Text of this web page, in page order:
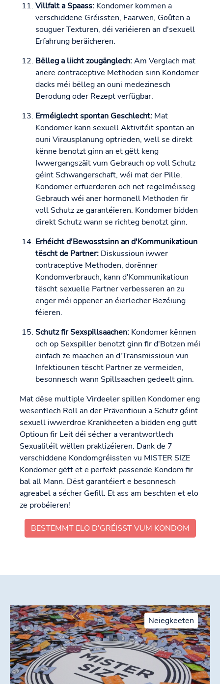
Villfalt a Spaass: Kondomer kommen a
verschiddene Gréissten, Faarwen, Goûten a
souguer Texturen, déi variéieren an d'sexuell
Erfahrung beräicheren.
Bëlleg a liicht zougänglech:Am Verglach mat
anere contraceptive Methoden sinn Kondomer
dacks méi bëlleg an ouni medezinesch
Berodung oder Rezept verfügbar.
Erméiglecht spontan Geschlecht: Mat
Kondomer kann sexuell Aktivitéit spontan an
ouni Virausplanung optrieden, well se direkt
kënne benotzt ginn an et gëtt keng
Iwwergangszäit vum Gebrauch op voll Schutz
géint Schwangerschaft, wéi mat der Pille.
Kondomer erfuerderen och net regelméisseg
Gebrauch wéi aner hormonell Methoden fir
voll Schutz ze garantéieren. Kondomer bidden
direkt Schutz wann se richteg benotzt ginn.
Erhéicht d'Bewosstsinn an d'Kommunikatioun
tëscht de Partner: Diskussioun iwwer
contraceptive Methoden, dorënner
Kondomverbrauch, kann d'Kommunikatioun
tëscht sexuelle Partner verbesseren an zu
enger méi oppener an éierlecher Bezéiung
féieren.
Schutz fir Sexspillsaachen: Kondomer kënnen
och op Sexspiller benotzt ginn fir d'Botzen méi
einfach ze maachen an d'Transmissioun vun
Infektiounen tëscht Partner ze vermeiden,
besonnesch wann Spillsaachen gedeelt ginn.
Mat dëse multiple Virdeeler spillen Kondomer eng
wesentlech Roll an der Präventioun a Schutz géint
sexuell iwwerdroe Krankheeten a bidden eng gutt
Optioun fir Leit déi sécher a verantwortlech
Sexualitéit wëllen praktizéieren. Dank de 7
verschiddene Kondomgréissten vu MISTER SIZE
Kondomer gëtt et e perfekt passende Kondom fir
bal all Mann. Dëst garantéiert e besonnesch
agreabel a sécher Gefill. Et ass am beschten et elo
ze probéieren!
BESTËMMT ELO D'GRÉISST VUM KONDOM
Neiegkeeten